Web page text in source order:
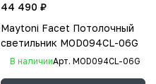
44 490 ₽
Maytoni Facet Потолочный
светильник MOD094CL-06G
В наличииАрт. MOD094CL-06G